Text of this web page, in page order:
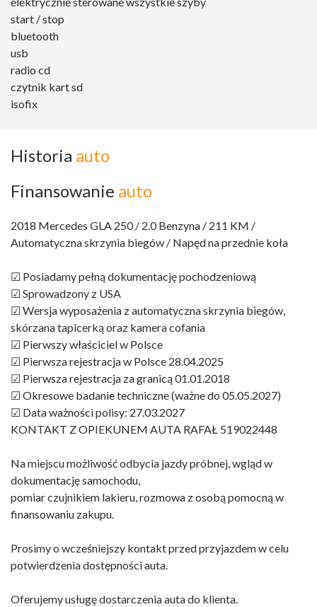
start / stop
bluetooth
usb
radio cd
czytnik kart sd
isofix
Historia auto
Finansowanie auto
2018 Mercedes GLA 250 / 2.0 Benzyna / 211 KM /
Automatyczna skrzynia biegów / Napęd na przednie koła
☑ Posiadamy pełną dokumentację pochodzeniową
☑ Sprowadzony z USA
☑ Wersja wyposażenia z automatyczna skrzynia biegów,
skórzana tapicerką oraz kamera cofania
☑ Pierwszy właściciel w Polsce
☑ Pierwsza rejestracja w Polsce 28.04.2025
☑ Pierwsza rejestracja za granicą 01.01.2018
☑ Okresowe badanie techniczne (ważne do 05.05.2027)
☑ Data ważności polisy: 27.03.2027
KONTAKT Z OPIEKUNEM AUTA RAFAŁ 519022448
Na miejscu możliwość odbycia jazdy próbnej, wgląd w
dokumentację samochodu,
pomiar czujnikiem lakieru, rozmowa z osobą pomocną w
finansowaniu zakupu.
Prosimy o wcześniejszy kontakt przed przyjazdem w celu
potwierdzenia dostępności auta.
Oferujemy usługę dostarczenia auta do klienta.